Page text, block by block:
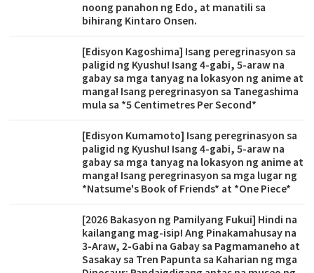
noong panahon ng Edo, at manatili sa
bihirang Kintaro Onsen.
[Edisyon Kagoshima] Isang peregrinasyon sa
paligid ng Kyushu! Isang 4-gabi, 5-araw na
gabay sa mga tanyag na lokasyon ng anime at
manga! Isang peregrinasyon sa Tanegashima
mula sa *5 Centimetres Per Second*
[Edisyon Kumamoto] Isang peregrinasyon sa
paligid ng Kyushu! Isang 4-gabi, 5-araw na
gabay sa mga tanyag na lokasyon ng anime at
manga! Isang peregrinasyon sa mga lugar ng
*Natsume's Book of Friends* at *One Piece*
[2026 Bakasyon ng Pamilyang Fukui] Hindi na
kailangang mag-isip! Ang Pinakamahusay na
3-Araw, 2-Gabi na Gabay sa Pagmamaneho at
Sasakay sa Tren Papunta sa Kaharian ng mga